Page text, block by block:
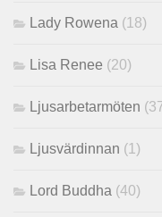
Lady Rowena (18)
Lisa Renee (20)
Ljusarbetarmöten
Ljusvärdinnan (1)
Lord Buddha (40)